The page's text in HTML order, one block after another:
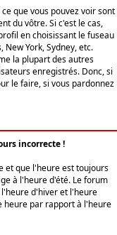
que vous pouvez voir sont
du vôtre. Si c'est le cas,
en choisissant le fuseau
York, Sydney, etc.
la plupart des autres
enregistrés. Donc, si
le faire, si vous pardonnez
incorrecte !
et que l'heure est toujours
à l'heure d'été. Le forum
d'hiver et l'heure
heure par rapport à l'heure